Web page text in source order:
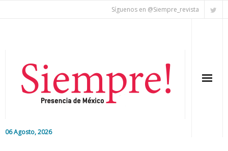
Síguenos en @Siempre_revista
06 Agosto, 2026